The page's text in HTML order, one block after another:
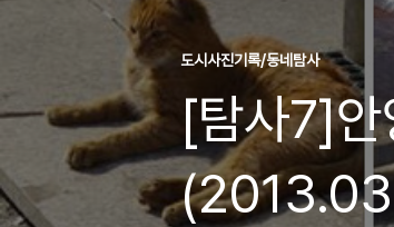
도시사진기록/동네탐사
[탐사7]